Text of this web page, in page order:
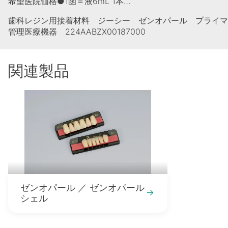
歯科レジン用接着材料 ジーシー ゼンオパール プライ
管理医療機器 224AABZX00187000
関連製品
ゼンオパール ／ ゼンオパール
シェル